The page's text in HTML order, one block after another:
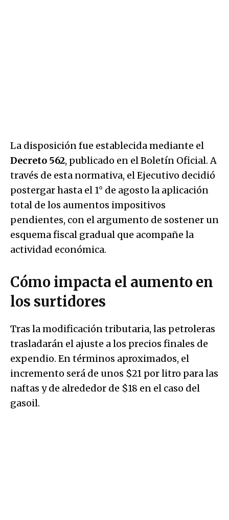
La disposición fue establecida mediante el
Decreto 562, publicado en el Boletín Oficial. A
través de esta normativa, el Ejecutivo decidió
postergar hasta el 1° de agosto la aplicación
total de los aumentos impositivos
pendientes, con el argumento de sostener un
esquema fiscal gradual que acompañe la
actividad económica.
Cómo impacta el aumento en
los surtidores
Tras la modificación tributaria, las petroleras
trasladarán el ajuste a los precios finales de
expendio. En términos aproximados, el
incremento será de unos $21 por litro para las
naftas y de alrededor de $18 en el caso del
gasoil.